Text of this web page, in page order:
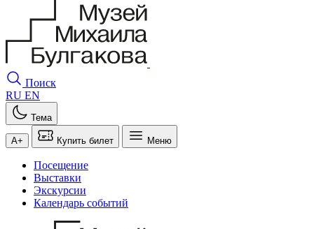
Поиск
RU EN
Тема
A+ Купить билет Меню
Посещение
Выставки
Экскурсии
Календарь событий